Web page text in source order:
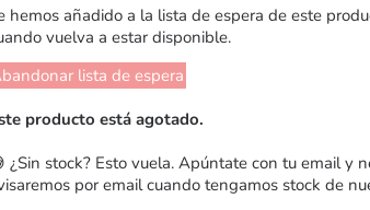
hemos añadido a la lista de espera de este
vuelva a estar disponible.
lista de espera
producto está agotado.
¿Sin stock? Esto vuela. Apúntate con tu email y
por email cuando tengamos stock de